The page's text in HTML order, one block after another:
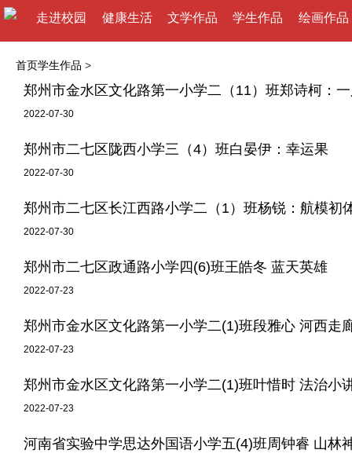
走进校园 健康生活 文学作品 学生作品 绘画作品
首页 >
学生作品
郑州市金水区文化路第一小学二（11）班郑诗柯：
2022-07-30
郑州市二七区陇西小学三（4）班白晏伊：幸运果
2022-07-30
郑州市二七区长江西路小学二（1）班杨锐：航模初
2022-07-30
郑州市二七区政通路小学四(6)班王皓冬 蓝天英雄
2022-07-23
郑州市金水区文化路第一小学二(1)班段雅心 河西走
2022-07-23
郑州市金水区文化路第一小学二(1)班叶惜时 法治小
2022-07-23
河南省实验中学思达外国语小学五(4)班周钟睿 山林